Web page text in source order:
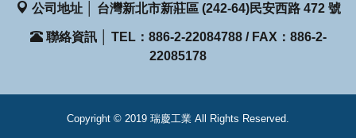
公司地址 │ 台灣新北市新莊區 (242-64)民安西路 472 號
聯絡資訊 │ TEL：886-2-22084788 / FAX：886-2-
22085178
Copyright © 2019 瑞慶工業 All Rights Reserved.